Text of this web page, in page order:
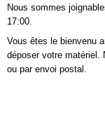
Nous sommes
17:00.
Vous êtes le bienvenu
déposer votre matériel.
ou par envoi postal.